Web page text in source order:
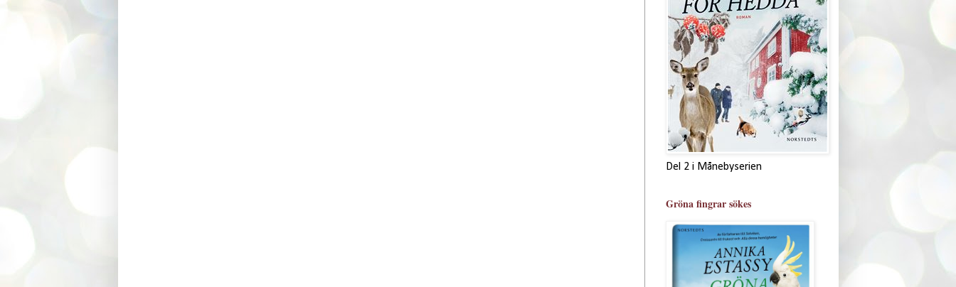
Del 2 i Månebyserien
Gröna fingrar sökes